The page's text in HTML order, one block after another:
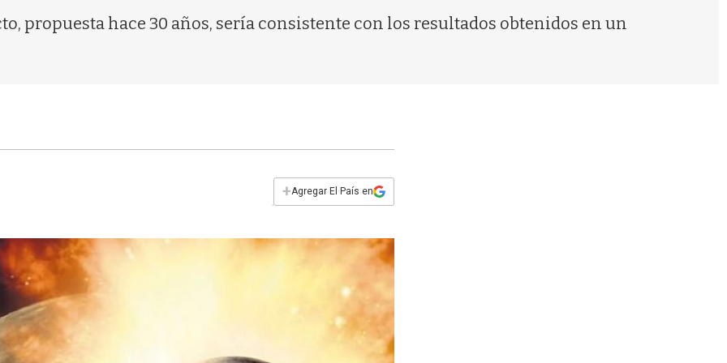
propuesta hace 30 años, sería consistente con los resultados obtenidos en un
+Agregar El País en